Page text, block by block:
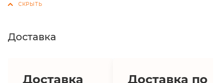
Доставка
Доставка
Доставка по